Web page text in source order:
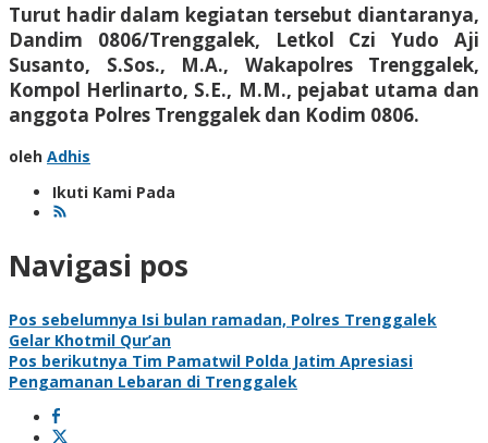
Turut hadir dalam kegiatan tersebut diantaranya,
Dandim 0806/Trenggalek, Letkol Czi Yudo Aji
Susanto, S.Sos., M.A., Wakapolres Trenggalek,
Kompol Herlinarto, S.E., M.M., pejabat utama dan
anggota Polres Trenggalek dan Kodim 0806.
oleh Adhis
Ikuti Kami Pada
Navigasi pos
Pos sebelumnya Isi bulan ramadan, Polres Trenggalek
Gelar Khotmil Qur’an
Pos berikutnya Tim Pamatwil Polda Jatim Apresiasi
Pengamanan Lebaran di Trenggalek